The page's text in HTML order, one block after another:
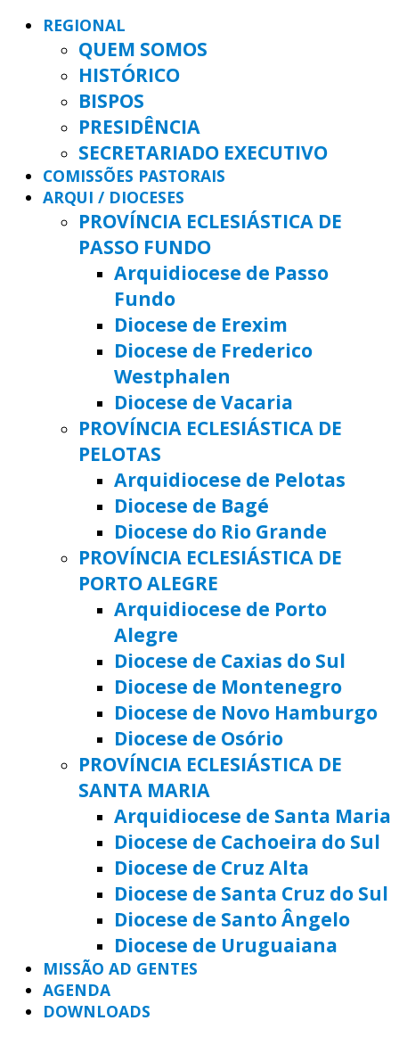
REGIONAL
QUEM SOMOS
HISTÓRICO
BISPOS
PRESIDÊNCIA
SECRETARIADO EXECUTIVO
COMISSÕES PASTORAIS
ARQUI / DIOCESES
PROVÍNCIA ECLESIÁSTICA DE
PASSO FUNDO
Arquidiocese de Passo
Fundo
Diocese de Erexim
Diocese de Frederico
Westphalen
Diocese de Vacaria
PROVÍNCIA ECLESIÁSTICA DE
PELOTAS
Arquidiocese de Pelotas
Diocese de Bagé
Diocese do Rio Grande
PROVÍNCIA ECLESIÁSTICA DE
PORTO ALEGRE
Arquidiocese de Porto
Alegre
Diocese de Caxias do Sul
Diocese de Montenegro
Diocese de Novo Hamburgo
Diocese de Osório
PROVÍNCIA ECLESIÁSTICA DE
SANTA MARIA
Arquidiocese de Santa Maria
Diocese de Cachoeira do Sul
Diocese de Cruz Alta
Diocese de Santa Cruz do Sul
Diocese de Santo Ângelo
Diocese de Uruguaiana
MISSÃO AD GENTES
AGENDA
DOWNLOADS